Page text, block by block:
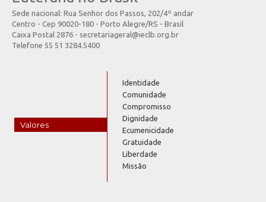
Sede nacional: Rua Senhor dos Passos, 202/4º andar
Centro - Cep 90020-180 - Porto Alegre/RS - Brasil
Caixa Postal 2876 - secretariageral@ieclb.org.br
Telefone 55 51 3284.5400
Valores
Identidade
Comunidade
Compromisso
Dignidade
Ecumenicidade
Gratuidade
Liberdade
Missão